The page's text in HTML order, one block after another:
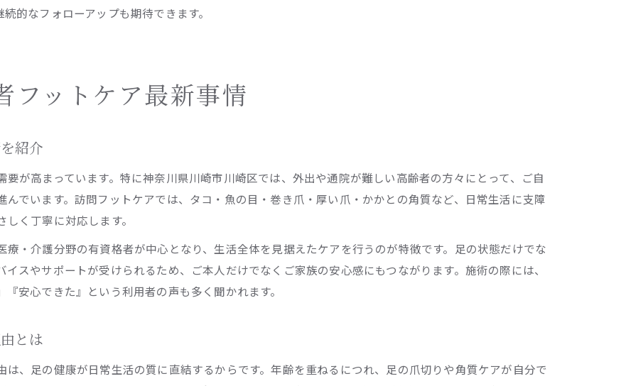
的なフォローアップも期待できます。
フットケア最新事情
紹介
が高まっています。特に神奈川県川崎市川崎区では、外出や通院が難しい高齢者の方々にとって、ご自
でいます。訪問フットケアでは、タコ・魚の目・巻き爪・厚い爪・かかとの角質など、日常生活に支障
く丁寧に対応します。
・介護分野の有資格者が中心となり、生活全体を見据えたケアを行うのが特徴です。足の状態だけでな
スやサポートが受けられるため、ご本人だけでなくご家族の安心感にもつながります。施術の際には、
安心できた』という利用者の声も多く聞かれます。
とは
、足の健康が日常生活の質に直結するからです。年齢を重ねるにつれ、足の爪切りや角質ケアが自分で